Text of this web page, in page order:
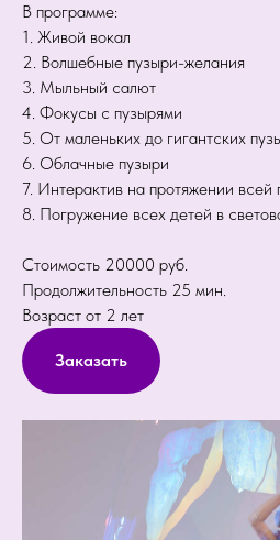
В программе:
1. Живой вокал
2. Волшебные пузыри-желания
3. Мыльный салют
4. Фокусы с пузырями
5. От маленьких до гигантских
6. Облачные пузыри
7. Интерактив на протяжении всей
8. Погружение всех детей в
Стоимость 20000 руб.
Продолжительность 25 мин.
Возраст от 2 лет
Заказать